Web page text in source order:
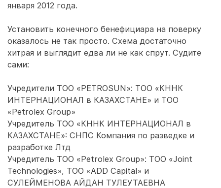
января 2012 года.
Установить конечного бенефициара на поверку
оказалось не так просто. Схема достаточно
хитрая и выглядит едва ли не как спрут. Судите
сами:
Учредители ТОО «PETROSUN»: ТОО «КННК
ИНТЕРНАЦИОНАЛ в КАЗАХСТАНЕ» и ТОО
«Petrolex Group»
Учредитель ТОО «КННК ИНТЕРНАЦИОНАЛ в
КАЗАХСТАНЕ»: СНПС Компания по разведке и
разработке Лтд
Учредитель ТОО «Petrolex Group»: ТОО «Joint
Technologies», ТОО «ADD Capital» и
СУЛЕЙМЕНОВА АЙДАН ТУЛЕУТАЕВНА